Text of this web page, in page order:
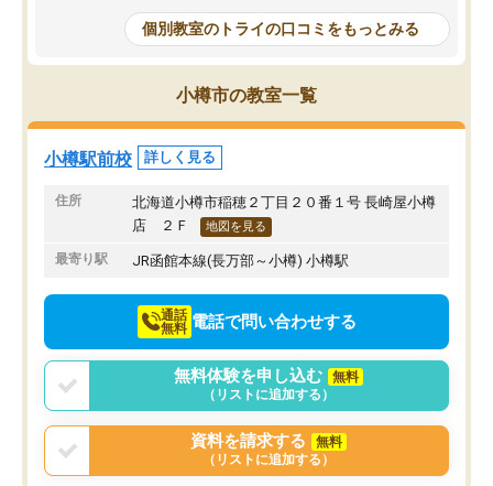
し始めた形です。
しかし、以前とは違い料金がリーズナ
ブルでびっくりしました。
通って1年以上ですが、勉強への取り組
み方が真っすぐに変化（率先して自宅
で復習や予習をする）し成績も向上し
ています。
駅前なので送り迎えが少々負担になっ
ていますが、それを加味しても通って
損はないなと感じています。
もらえたので、勉強への
しずつなくなりました。
その結果成績も上がり、
たのを覚えています。
塾だと思います。
個別教室のトライの口コミをもっとみる
小樽市の教室一覧
小樽駅前校 詳しく見る
住所
北海道小樽市稲穂２丁目２０番１号 長崎屋小樽
店 ２Ｆ
地図を見る
最寄り駅 JR函館本線(長万部～小樽) 小樽駅
通話
無料 電話で問い合わせする
無料体験を申し込む
無料
（リストに追加する）
資料を請求する
無料
（リストに追加する）